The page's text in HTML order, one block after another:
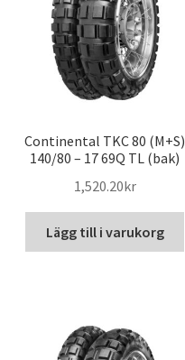
Continental TKC 80 (M+S)
140/80 – 17 69Q TL (bak)
1,520.20kr
Lägg till i varukorg